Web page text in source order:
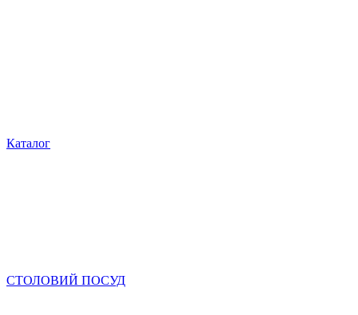
Каталог
СТОЛОВИЙ ПОСУД